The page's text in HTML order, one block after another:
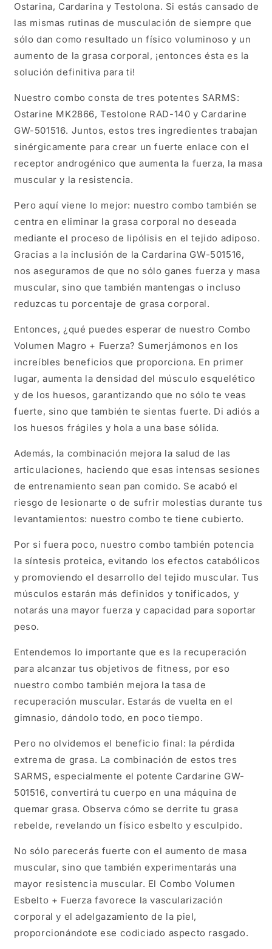
Ostarina, Cardarina y Testolona. Si estás cansado de
las mismas rutinas de musculación de siempre que
sólo dan como resultado un físico voluminoso y un
aumento de la grasa corporal, ¡entonces ésta es la
solución definitiva para ti!
Nuestro combo consta de tres potentes SARMS:
Ostarine MK2866, Testolone RAD-140 y Cardarine
GW-501516. Juntos, estos tres ingredientes trabajan
sinérgicamente para crear un fuerte enlace con el
receptor androgénico que aumenta la fuerza, la masa
muscular y la resistencia.
Pero aquí viene lo mejor: nuestro combo también se
centra en eliminar la grasa corporal no deseada
mediante el proceso de lipólisis en el tejido adiposo.
Gracias a la inclusión de la Cardarina GW-501516,
nos aseguramos de que no sólo ganes fuerza y masa
muscular, sino que también mantengas o incluso
reduzcas tu porcentaje de grasa corporal.
Entonces, ¿qué puedes esperar de nuestro Combo
Volumen Magro + Fuerza? Sumerjámonos en los
increíbles beneficios que proporciona. En primer
lugar, aumenta la densidad del músculo esquelético
y de los huesos, garantizando que no sólo te veas
fuerte, sino que también te sientas fuerte. Di adiós a
los huesos frágiles y hola a una base sólida.
Además, la combinación mejora la salud de las
articulaciones, haciendo que esas intensas sesiones
de entrenamiento sean pan comido. Se acabó el
riesgo de lesionarte o de sufrir molestias durante tus
levantamientos: nuestro combo te tiene cubierto.
Por si fuera poco, nuestro combo también potencia
la síntesis proteica, evitando los efectos catabólicos
y promoviendo el desarrollo del tejido muscular. Tus
músculos estarán más definidos y tonificados, y
notarás una mayor fuerza y capacidad para soportar
peso.
Entendemos lo importante que es la recuperación
para alcanzar tus objetivos de fitness, por eso
nuestro combo también mejora la tasa de
recuperación muscular. Estarás de vuelta en el
gimnasio, dándolo todo, en poco tiempo.
Pero no olvidemos el beneficio final: la pérdida
extrema de grasa. La combinación de estos tres
SARMS, especialmente el potente Cardarine GW-
501516, convertirá tu cuerpo en una máquina de
quemar grasa. Observa cómo se derrite tu grasa
rebelde, revelando un físico esbelto y esculpido.
No sólo parecerás fuerte con el aumento de masa
muscular, sino que también experimentarás una
mayor resistencia muscular. El Combo Volumen
Esbelto + Fuerza favorece la vascularización
corporal y el adelgazamiento de la piel,
proporcionándote ese codiciado aspecto rasgado.